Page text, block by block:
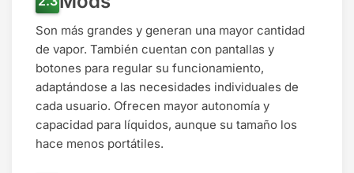
Son más grandes y generan una mayor cantidad
de vapor. También cuentan con pantallas y
botones para regular su funcionamiento,
adaptándose a las necesidades individuales de
cada usuario. Ofrecen mayor autonomía y
capacidad para líquidos, aunque su tamaño los
hace menos portátiles.